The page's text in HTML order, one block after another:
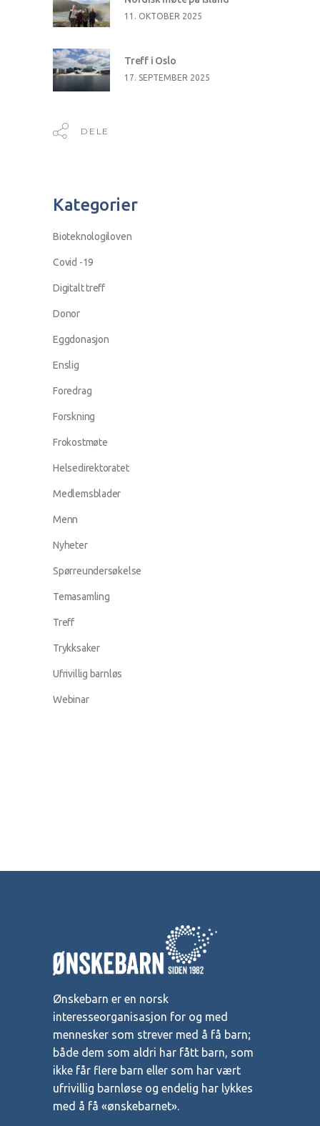
11. OKTOBER 2025
Treff i Oslo
17. SEPTEMBER 2025
DELE
Kategorier
Bioteknologiloven
Covid -19
Digitalt treff
Donor
Eggdonasjon
Enslig
Foredrag
Forskning
Frokostmøte
Helsedirektoratet
Medlemsblader
Menn
Nyheter
Spørreundersøkelse
Temasamling
Treff
Trykksaker
Ufrivillig barnløs
Webinar
Ønskebarn er en norsk
interesseorganisasjon for og med
mennesker som strever med å få barn;
både dem som aldri har fått barn, som
ikke får flere barn eller som har vært
ufrivillig barnløse og endelig har lykkes
med å få «ønskebarnet».